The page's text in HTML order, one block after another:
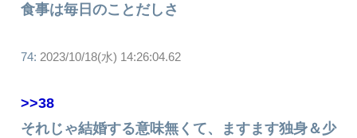
食事は毎日のことだしさ
74: 2023/10/18(水) 14:26:04.62
>>38
それじゃ結婚する意味無くて、ますます独身＆少